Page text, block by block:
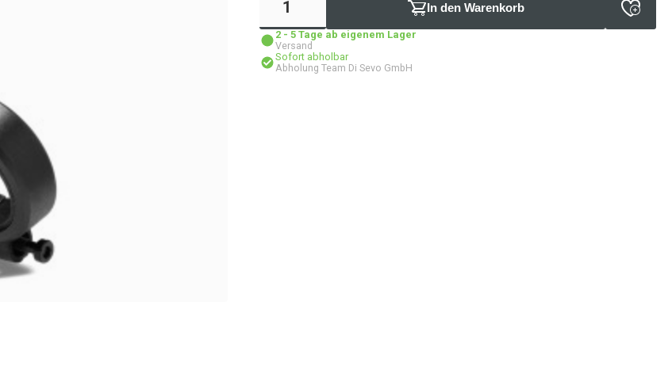
In den Warenkorb
2 - 5 Tage ab eigenem Lager
Versand
Sofort abholbar
Abholung Team Di Sevo GmbH